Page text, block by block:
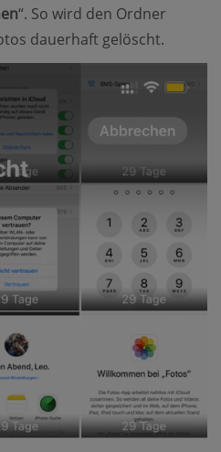
“. So wird den Ordner
dauerhaft gelöscht.